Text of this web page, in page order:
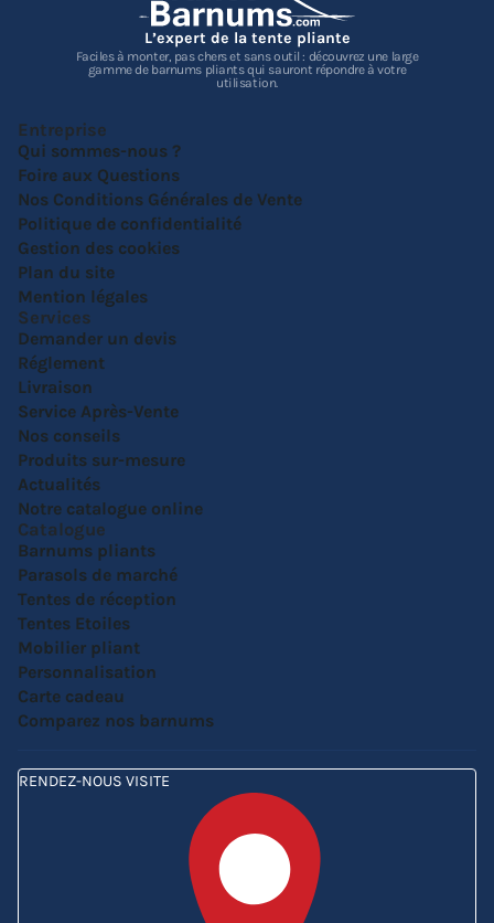
L’expert de la tente pliante
Faciles à monter, pas chers et sans outil : découvrez une large
gamme de barnums pliants qui sauront répondre à votre
utilisation.
Entreprise
Qui sommes-nous ?
Foire aux Questions
Nos Conditions Générales de Vente
Politique de confidentialité
Gestion des cookies
Plan du site
Mention légales
Services
Demander un devis
Réglement
Livraison
Service Après-Vente
Nos conseils
Produits sur-mesure
Actualités
Notre catalogue online
Catalogue
Barnums pliants
Parasols de marché
Tentes de réception
Tentes Etoiles
Mobilier pliant
Personnalisation
Carte cadeau
Comparez nos barnums
RENDEZ-NOUS VISITE